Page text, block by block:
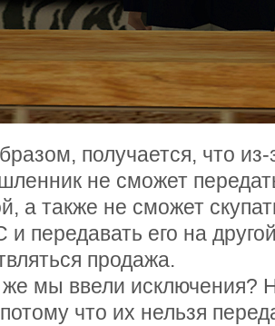
получается, что
не сможет
а также не сможет
и передавать его на
продажа.
мы ввели исключения?
что их нельзя